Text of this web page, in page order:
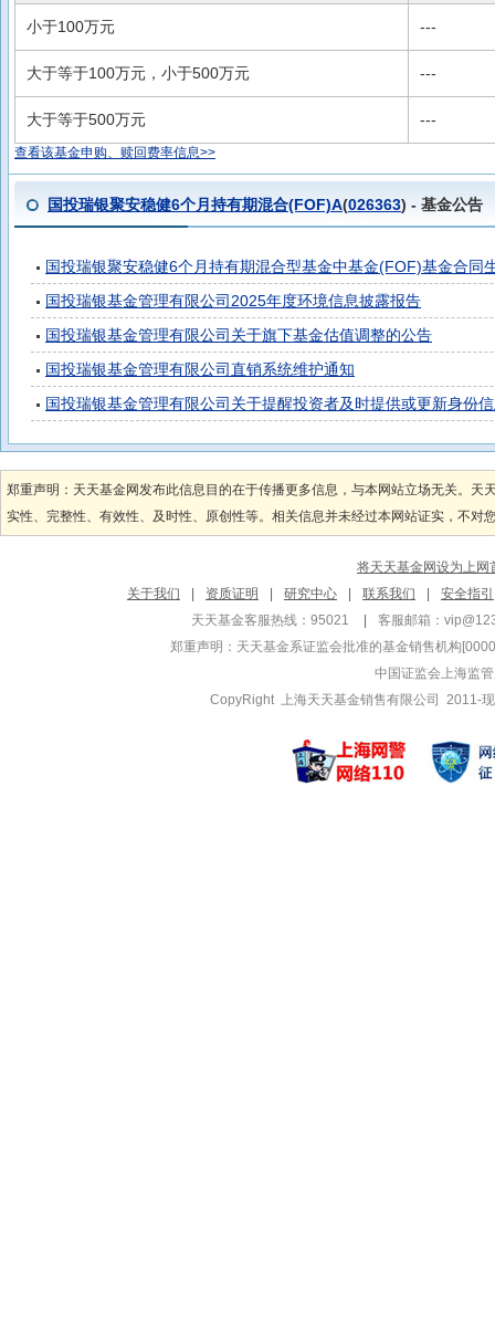
小于100万元 ---
大于等于100万元，小于500万元 ---
大于等于500万元 ---
查看该基金申购、赎回费率信息>>
国投瑞银聚安稳健6个月持有期混合(FOF)A(026363) - 基金公告
国投瑞银聚安稳健6个月持有期混合型基金中基金(FOF)基金合同
国投瑞银基金管理有限公司2025年度环境信息披露报告
国投瑞银基金管理有限公司关于旗下基金估值调整的公告
国投瑞银基金管理有限公司直销系统维护通知
国投瑞银基金管理有限公司关于提醒投资者及时提供或更新身份
郑重声明：天天基金网发布此信息目的在于传播更多信息，与本网站立场无关。
实性、完整性、有效性、及时性、原创性等。相关信息并未经过本网站证实，不
将天天基金网设为上网
关于我们
资质证明 研究中心 联系我们
安全指引
天天基金客服热线：95021
客服邮箱：
郑重声明： 天天基金系证监会批准的基金销售机构
中国证监会上海监
CopyRight 上海天天基金销售有限公司 2011-